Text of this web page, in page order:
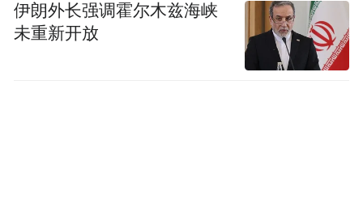
伊朗外长强调霍尔木兹海峡
未重新开放